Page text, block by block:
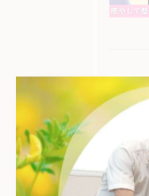
タグ
姿勢